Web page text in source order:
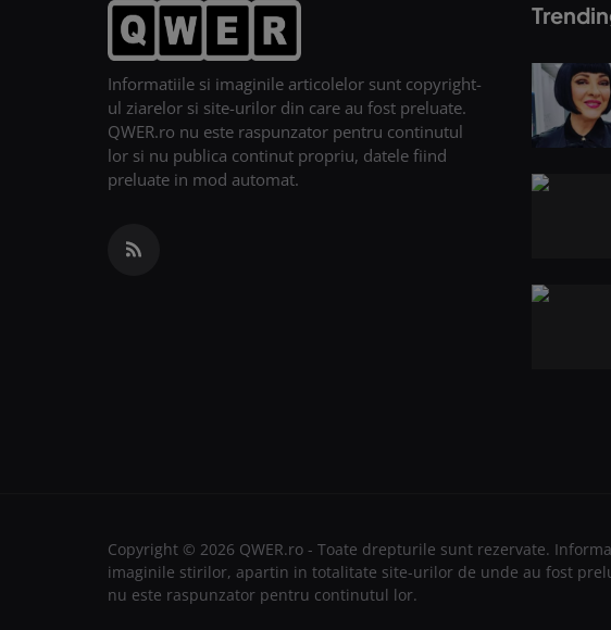
Informatiile si imaginile articolelor sunt copyright-
ul ziarelor si site-urilor din care au fost preluate.
QWER.ro nu este raspunzator pentru continutul
lor si nu publica continut propriu, datele fiind
preluate in mod automat.
Copyright © 2026 QWER.ro - Toate drepturile sunt rezervate.
imaginile stirilor, apartin in totalitate site-urilor de unde au fost
nu este raspunzator pentru continutul lor.